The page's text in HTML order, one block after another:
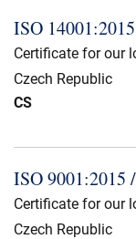
ISO
Certificate for our
Czech Republic
CS
ISO 9001:2015
Certificate for our
Czech Republic